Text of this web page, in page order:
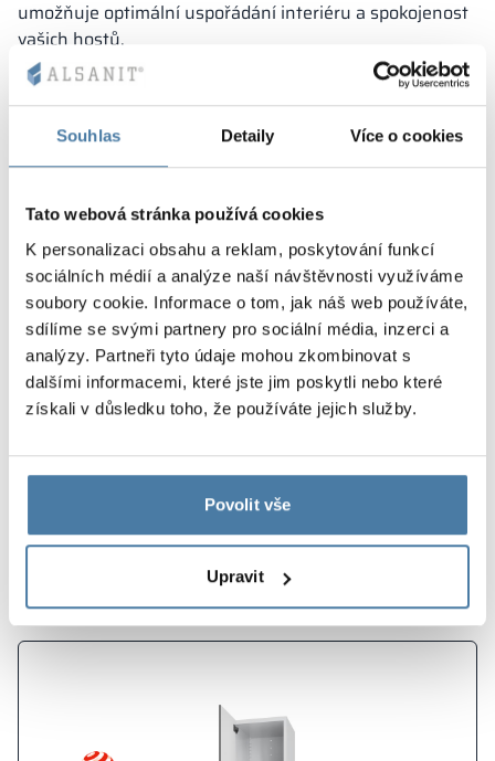
Souhlas Detaily Více o cookies
Tato webová stránka používá cookies
K personalizaci obsahu a reklam, poskytování funkcí
sociálních médií a analýze naší návštěvnosti využíváme
soubory cookie. Informace o tom, jak náš web používáte,
sdílíme se svými partnery pro sociální média, inzerci a
analýzy. Partneři tyto údaje mohou zkombinovat s
dalšími informacemi, které jste jim poskytli nebo které
získali v důsledku toho, že používáte jejich služby.
Povolit vše
Upravit
umožňuje optimální uspořádání interiéru a spokojenost
vašich hostů.
DRAVA
KONTRAKTNÍ